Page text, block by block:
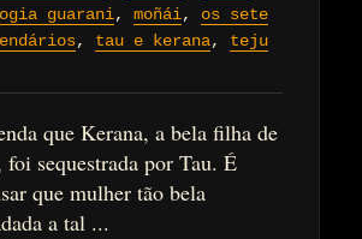
guarani, moñái, os sete
, tau e kerana, teju
que Kerana, a bela filha de
sequestrada por Tau. É
que mulher tão bela
a tal ...